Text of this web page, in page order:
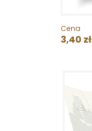
Cena
3,40 zł